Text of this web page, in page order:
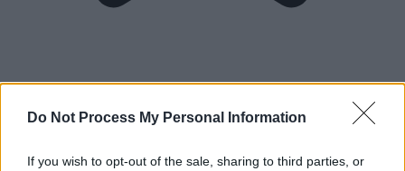
Do Not Process My Personal Information
If you wish to opt-out of the sale, sharing to third parties, or